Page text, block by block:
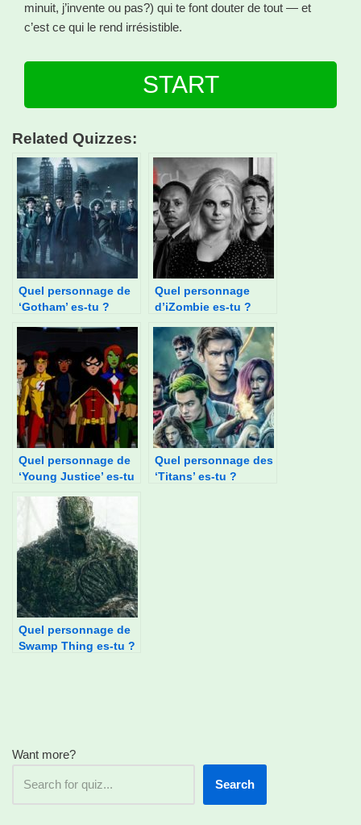
minuit, j’invente ou pas?) qui te font douter de tout — et
c’est ce qui le rend irrésistible.
START
Related Quizzes:
Quel personnage de
‘Gotham’ es-tu ?
Quel personnage
d’iZombie es-tu ?
Quel personnage de
‘Young Justice’ es-tu
Quel personnage des
‘Titans’ es-tu ?
Quel personnage de
Swamp Thing es-tu ?
Want more?
Search